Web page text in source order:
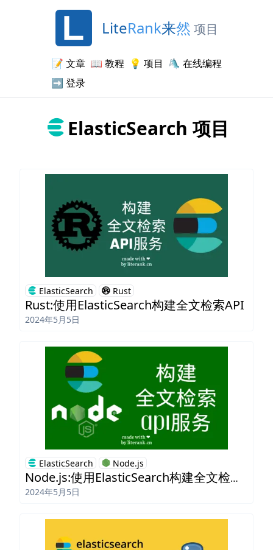
LiteRank来然 项目
📝 文章 📖 教程 💡 项目 🛝 在线编程
➡️ 登录
ElasticSearch 项目
ElasticSearch Rust
Rust:使用ElasticSearch构建全文检索API
2024年5月5日
ElasticSearch Node.js
Node.js:使用ElasticSearch构建全文检索API
2024年5月5日